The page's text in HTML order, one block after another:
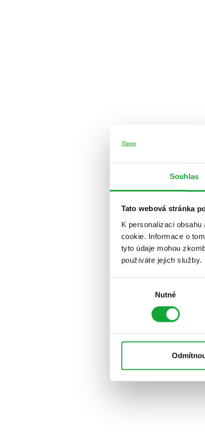
Souhlas
Tato webová stránka
K personalizaci
cookie. Informace o
tyto údaje mohou
používáte jejich služby.
Nutné